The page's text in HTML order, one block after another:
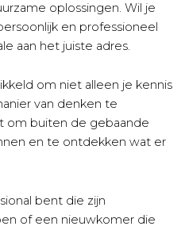
oplossingen. Wil je
en professioneel
aan het juiste adres.
om niet alleen je kennis
van denken te
om buiten de gebaande
en te ontdekken wat er
bent die zijn
of een nieuwkomer die